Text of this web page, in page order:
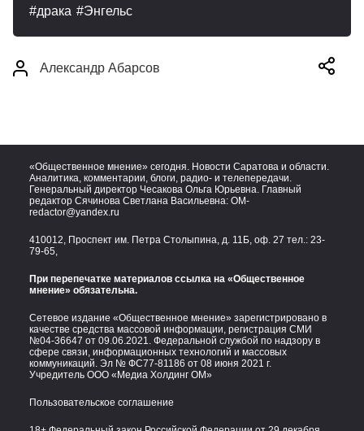
драка Энгельс
Александр Абарсов
«Общественное мнение» сегодня. Новости Саратова и области.
Аналитика, комментарии, блоги, радио- и телепередачи.
Генеральный директор Чесакова Ольга Юрьевна. Главный
редактор Сячинова Светлана Васильевна: OM-
redactor@yandex.ru
410012, Проспект им. Петра Столыпина, д. 11Б, оф. 27 тел.: 23-
79-65,
При перепечатке материалов ссылка на «Общественное
мнение» обязательна.
Сетевое издание «Общественное мнение» зарегистрировано в
качестве средства массовой информации, регистрация СМИ
№04-36647 от 09.06.2021. Федеральной службой по надзору в
сфере связи, информационных технологий и массовых
коммуникаций. Эл № ФС77-81186 от 08 июня 2021 г.
Учредитель ООО «Медиа Холдинг ОМ»
Пользовательское соглашение